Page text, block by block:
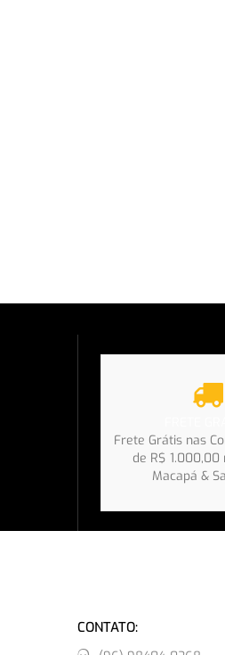
Frete Grátis nas
de R$ 1.000,00
Macapá &
CONTATO: